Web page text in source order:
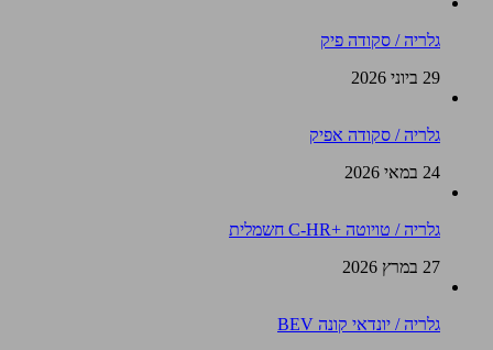
גלריה / סקודה פיק
29 ביוני 2026
גלריה / סקודה אפיק
24 במאי 2026
גלריה / טויוטה +C-HR חשמלית
27 במרץ 2026
גלריה / יונדאי קונה BEV